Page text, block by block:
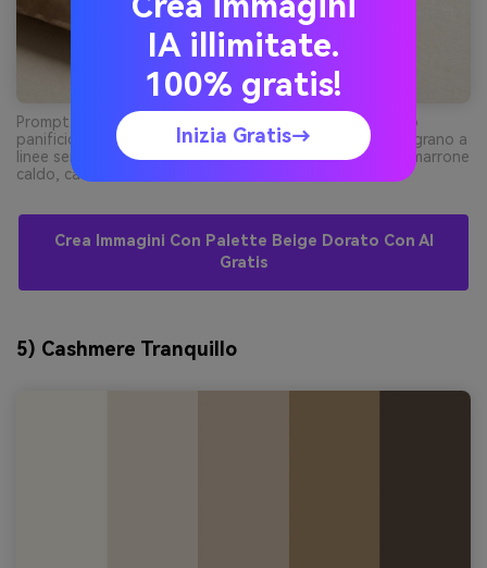
Prompt: mockup grafico branding su sfondo crema: logo
panificio, sacchetto carta, sigillo rotondo, illustrazione grano a
linee semplici, colori dominanti crema, beige, oro miele, marrone
caldo, cacao --ar 4:3
Crea Immagini Con Palette Beige Dorato Con AI
Gratis
5) Cashmere Tranquillo
IA illimitate.
100% gratis!
Inizia Gratis→